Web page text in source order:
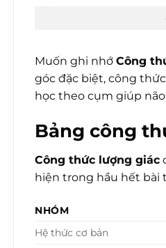
Muốn ghi nhớ Công
góc đặc biệt, công
học theo cụm giúp
Bảng công
Công thức lượng giác
hiện trong hầu hết bài
NHÓM
Hệ thức cơ bản